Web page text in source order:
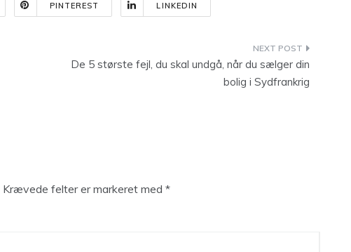
PINTEREST LINKEDIN
De 5 største fejl, du skal undgå, når du sælger din
bolig i Sydfrankrig
Krævede felter er markeret med *